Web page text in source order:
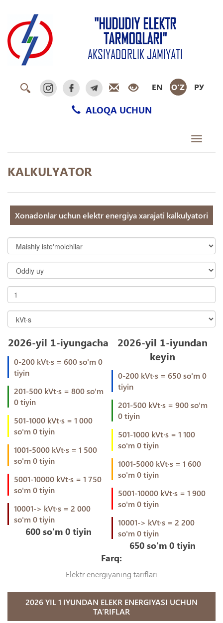
"HUDUDIY ELEKTR
TARMOQLARI"
AKSIYADORLIK JAMIYATI
EN O‘Z РУ
ALOQA UCHUN
Toggle
KALKULYATOR
Xonadonlar uchun elektr energiya xarajati kalkulyatori
2026-yil 1-iyungacha
0-200 kVt·s = 600 so'm 0
tiyin
201-500 kVt·s = 800 so'm
0 tiyin
501-1000 kVt·s = 1 000
so'm 0 tiyin
1001-5000 kVt·s = 1 500
so'm 0 tiyin
5001-10000 kVt·s = 1 750
so'm 0 tiyin
10001-> kVt·s = 2 000
so'm 0 tiyin
600 so'm 0 tiyin
2026-yil 1-iyundan
keyin
0-200 kVt·s = 650 so'm 0
tiyin
201-500 kVt·s = 900 so'm
0 tiyin
501-1000 kVt·s = 1 100
so'm 0 tiyin
1001-5000 kVt·s = 1 600
so'm 0 tiyin
5001-10000 kVt·s = 1 900
so'm 0 tiyin
10001-> kVt·s = 2 200
so'm 0 tiyin
650 so'm 0 tiyin
Farq:
Elektr energiyaning tariflari
2026 YIL 1 IYUNDAN ELEKR ENERGIYASI UCHUN
TA’RIFLAR